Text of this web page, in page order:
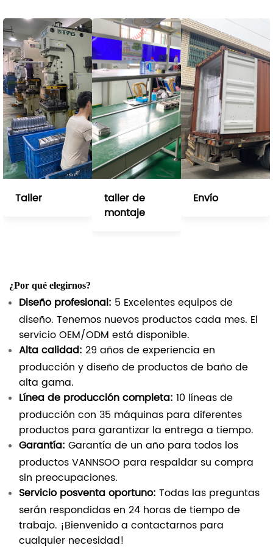
Taller
taller de
montaje
Envío
¿Por qué elegirnos?
Diseño profesional: 5 Excelentes equipos de
diseño. Tenemos nuevos productos cada mes. El
servicio OEM/ODM está disponible.
Alta calidad: 29 años de experiencia en
producción y diseño de productos de baño de
alta gama.
Línea de producción completa: 10 líneas de
producción con 35 máquinas para diferentes
productos para garantizar la entrega a tiempo.
Garantía: Garantía de un año para todos los
productos VANNSOO para respaldar su compra
sin preocupaciones.
Servicio posventa oportuno: Todas las preguntas
serán respondidas en 24 horas de tiempo de
trabajo. ¡Bienvenido a contactarnos para
cualquier necesidad!